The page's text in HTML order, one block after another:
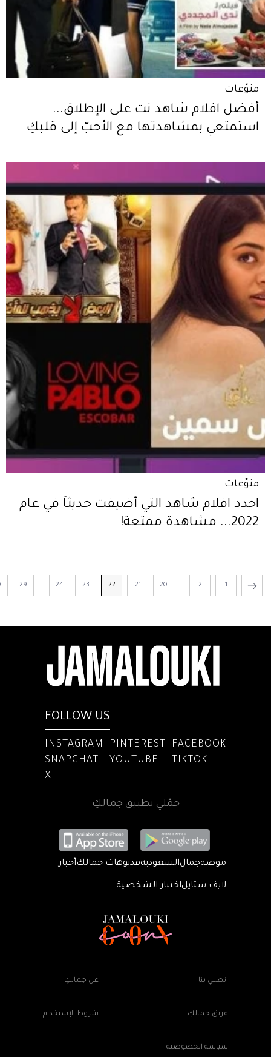
منوّعات
أفضل افلام شاهد نت على الإطلاق...
استمتعي بمشاهدتها مع الأحبّ إلى قلبكِ
منوّعات
اجدد افلام شاهد التي أضيفت حديثاً في عام
2022... مشاهدة ممتعة!
1
2
...
20
21
22
23
24
...
29
FOLLOW US
INSTAGRAM PINTEREST
FACEBOOK
SNAPCHAT
YOUTUBE
TIKTOK
X
حمّلي تطبيق جمالكِ
موضةجمالالسعوديةفديوهات جمالكأخبار
لايف ستايلاختبار الشخصية
اتصلي بنا عن جمالكِ
فريق جمالكِ شروط الإستخدام
سياسة الخصوصية